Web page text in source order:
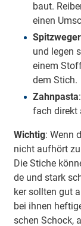
baut.
ei­nen
und le­gen
ei­nem
dem Stich.
Zahn­pas­ta
fach di­rekt
Wich­tig: Wenn
nicht auf­hört
Die Sti­che
de und stark
ker soll­ten gut
bei ih­nen
schen Schock,